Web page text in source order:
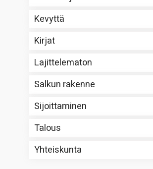
Kevyttä
Kirjat
Lajittelematon
Salkun rakenne
Sijoittaminen
Talous
Yhteiskunta